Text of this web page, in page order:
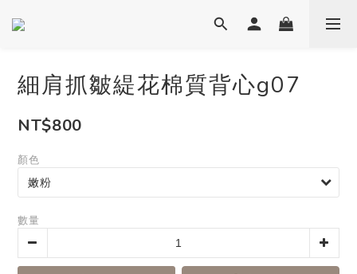
細肩抓皺緹花棉質背心g07
NT$800
顏色
數量